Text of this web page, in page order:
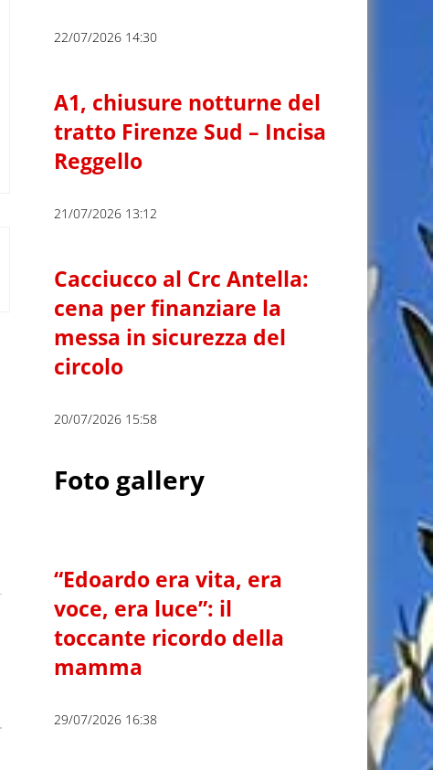
22/07/2026 14:30
A1, chiusure notturne del
tratto Firenze Sud – Incisa
Reggello
21/07/2026 13:12
Cacciucco al Crc Antella:
cena per finanziare la
messa in sicurezza del
circolo
20/07/2026 15:58
Foto gallery
“Edoardo era vita, era
voce, era luce”: il
toccante ricordo della
mamma
29/07/2026 16:38